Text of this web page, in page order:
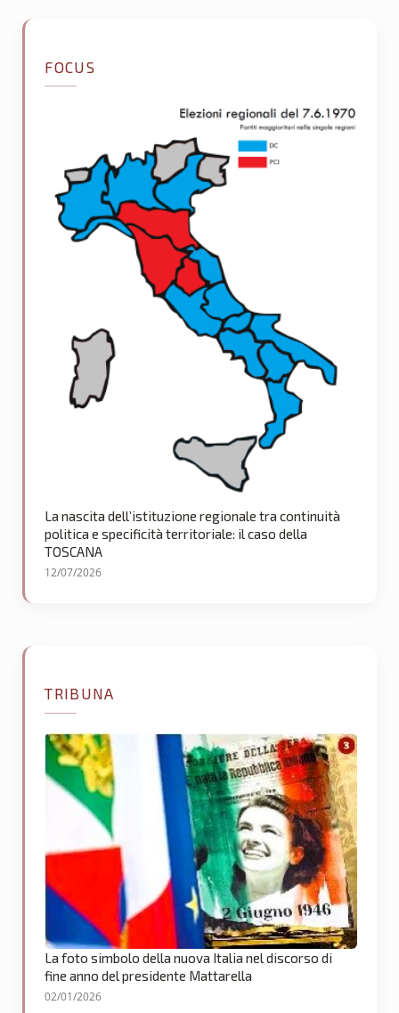
FOCUS
La nascita dell’istituzione regionale tra continuità
politica e specificità territoriale: il caso della
TOSCANA
12/07/2026
TRIBUNA
La foto simbolo della nuova Italia nel discorso di
fine anno del presidente Mattarella
02/01/2026